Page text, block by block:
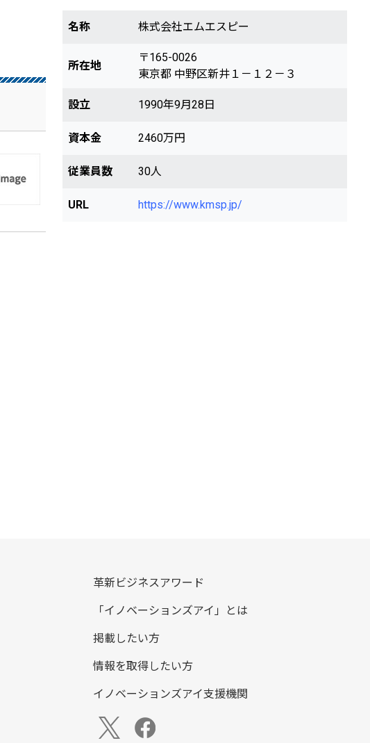
名称 株式会社エムエスピー
所在地
〒165-0026
東京都 中野区新井１－１２－３
設立 1990年9月28日
資本金 2460万円
従業員数 30人
URL https://www.kmsp.jp/
革新ビジネスアワード
「イノベーションズアイ」とは
掲載したい方
情報を取得したい方
イノベーションズアイ支援機関